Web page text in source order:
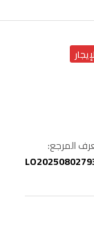
المرجع: